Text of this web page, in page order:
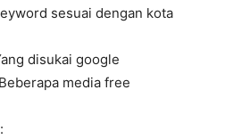
sesuai dengan kota
disukai google
media free